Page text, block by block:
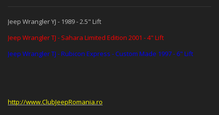
Jeep Wrangler YJ - 1989 - 2.5" Lift
Jeep Wrangler TJ - Sahara Limited Edition 2001 - 4" Lift
Jeep Wrangler TJ - Rubicon Express - Custom Made 1997 - 6" Lift
http://www.ClubJeepRomania.ro